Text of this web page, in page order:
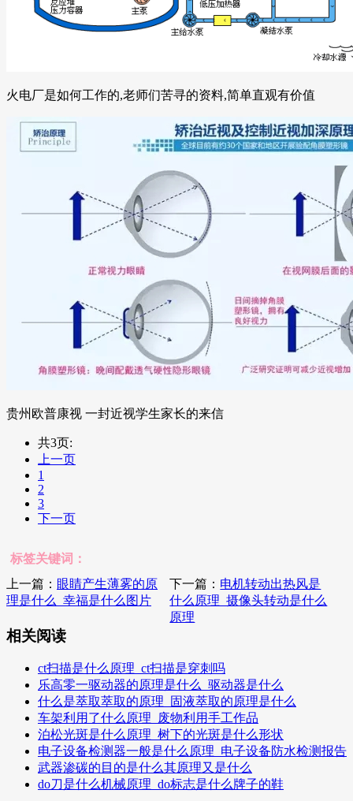
火电厂是如何工作的,老师们苦寻的资料,简单直观有价值
贵州欧普康视 一封近视学生家长的来信
共3页:
上一页
1
2
3
下一页
标签关键词：
上一篇： 眼睛产生薄雾的原
理是什么_幸福是什么图片
下一篇： 电机转动出热风是
什么原理_摄像头转动是什么
原理
相关阅读
ct扫描是什么原理_ct扫描是穿刺吗
乐高零一驱动器的原理是什么_驱动器是什么
什么是萃取萃取的原理_固液萃取的原理是什么
车架利用了什么原理_废物利用手工作品
泊松光斑是什么原理_树下的光斑是什么形状
电子设备检测器一般是什么原理_电子设备防水检测报告
武器渗碳的目的是什么其原理又是什么
do刀是什么机械原理_do标志是什么牌子的鞋